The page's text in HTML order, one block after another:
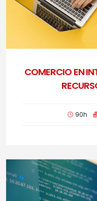
COMERCIO EN
90h